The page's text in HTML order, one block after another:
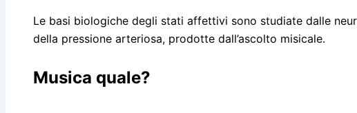
Le basi biologiche degli stati affettivi sono studiate dalle
della pressione arteriosa, prodotte dall’ascolto misicale.
Musica quale?